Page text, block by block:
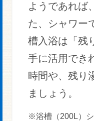
ようであれば
た、シャワー
槽入浴は「残
手に活用でき
時間や、残り
ましょう。
※浴槽（200L）